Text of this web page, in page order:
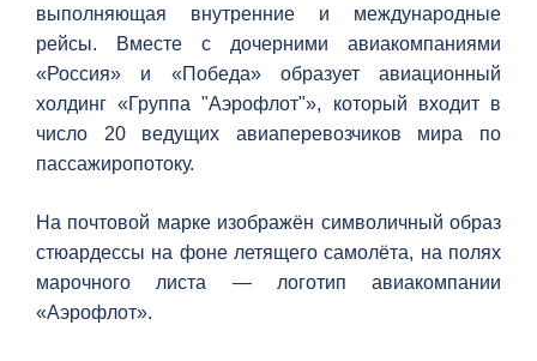
выполняющая внутренние и международные
рейсы. Вместе с дочерними авиакомпаниями
«Россия» и «Победа» образует авиационный
холдинг «Группа "Аэрофлот"», который входит в
число 20 ведущих авиаперевозчиков мира по
пассажиропотоку.
На почтовой марке изображён символичный образ
стюардессы на фоне летящего самолёта, на полях
марочного листа — логотип авиакомпании
«Аэрофлот».